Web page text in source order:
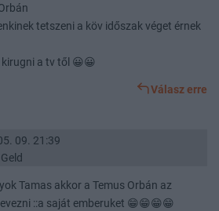
tetszeni a köv időszak véget érnek
a tv től 😀😀
Válasz erre
09. 21:39
Geld
Tamas akkor a Temus Orbán az
::a saját emberuket 😁😁😁😁